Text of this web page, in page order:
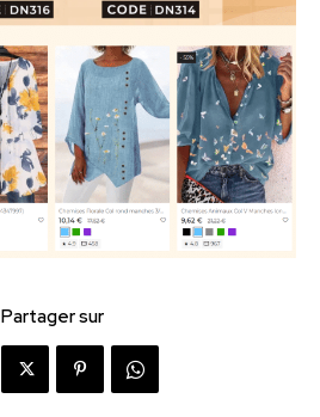
Partager sur